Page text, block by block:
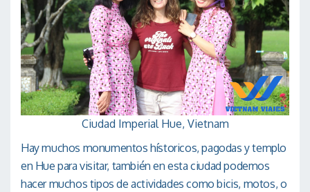
Ciudad Imperial Hue, Vietnam
Hay muchos monumentos hístoricos, pagodas y templo
en Hue para visitar, también en esta ciudad podemos
hacer muchos tipos de actividades como bicis, motos, o